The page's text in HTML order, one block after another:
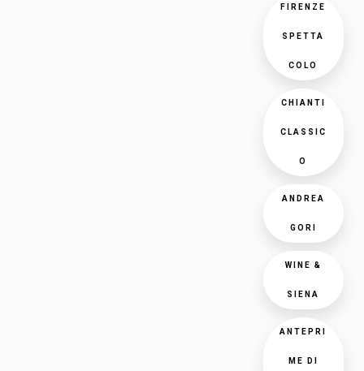
FIRENZE
SPETTA
COLO
CHIANTI
CLASSIC
O
ANDREA
GORI
WINE &
SIENA
ANTEPRI
ME DI